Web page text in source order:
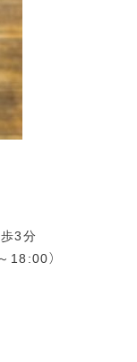
3分
18:00）